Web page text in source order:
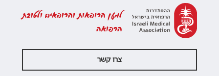
למען הרופאות והרופאים ולטובת
הרפואה
צרו קשר